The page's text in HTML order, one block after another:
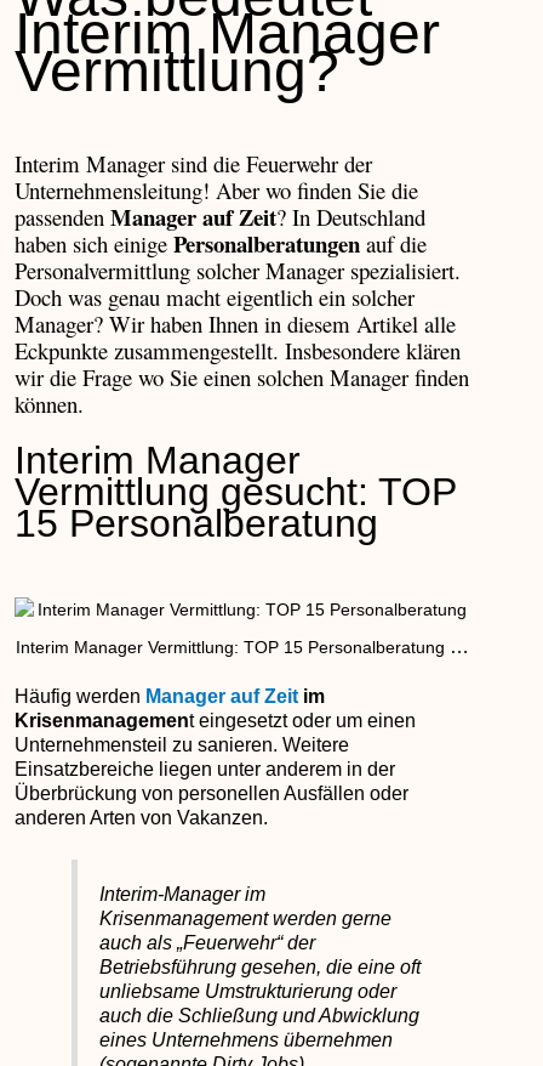
Interim Manager
Vermittlung?
Interim Manager sind die Feuerwehr der
Unternehmensleitung! Aber wo finden Sie die
passendenManager auf Zeit? In Deutschland
haben sich einigePersonalberatungen auf die
Personalvermittlung solcher Manager spezialisiert.
Doch was genau macht eigentlich ein solcher
Manager? Wir haben Ihnen in diesem Artikel alle
Eckpunkte zusammengestellt. Insbesondere klären
wir die Frage wo Sie einen solchen Manager finden
können.
Interim Manager
Vermittlung gesucht: TOP
15 Personalberatung
Interim Manager Vermittlung: TOP 15 Personalberatung …
Häufig werden Manager auf Zeit im
Krisenmanagement eingesetzt oder um einen
Unternehmensteil zu sanieren. Weitere
Einsatzbereiche liegen unter anderem in der
Überbrückung von personellen Ausfällen oder
anderen Arten von Vakanzen.
Interim-Manager im
Krisenmanagement werden gerne
auch als „Feuerwehr“ der
Betriebsführung gesehen, die eine oft
unliebsame Umstrukturierung oder
auch die Schließung und Abwicklung
eines Unternehmens übernehmen